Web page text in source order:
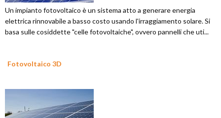
Un impianto fotovoltaico è un sistema atto a generare energia
elettrica rinnovabile a basso costo usando l'irraggiamento solare. Si
basa sulle cosiddette "celle fotovoltaiche", ovvero pannelli che uti...
Fotovoltaico 3D